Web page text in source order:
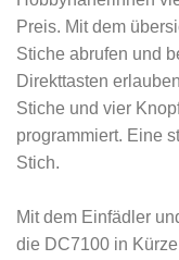
Preis. Mit dem
Stiche abrufen und
Direkttasten
Stiche und vier
programmiert. Eine
Stich.
Mit dem Einfädler
die DC7100 in